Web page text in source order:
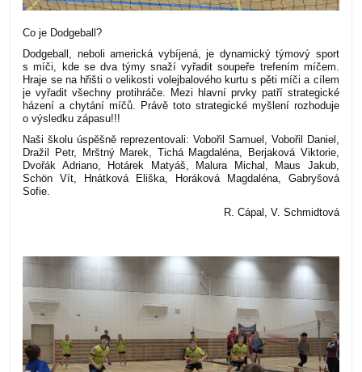
Co je Dodgeball?
Dodgeball, neboli americká vybíjená, je dynamický týmový sport
s míči, kde se dva týmy snaží vyřadit soupeře trefením míčem.
Hraje se na hřišti o velikosti volejbalového kurtu s pěti míči a cílem
je vyřadit všechny protihráče. Mezi hlavní prvky patří strategické
házení a chytání míčů. Právě toto strategické myšlení rozhoduje
o výsledku zápasu!!!
Naši školu úspěšně reprezentovali: Vobořil Samuel, Vobořil Daniel,
Dražil Petr, Mrštný Marek, Tichá Magdaléna, Berjaková Viktorie,
Dvořák Adriano, Hotárek Matyáš, Malura Michal, Maus Jakub,
Schön Vít, Hnátková Eliška, Horáková Magdaléna, Gabryšová
Sofie.
R. Cápal, V. Schmidtová